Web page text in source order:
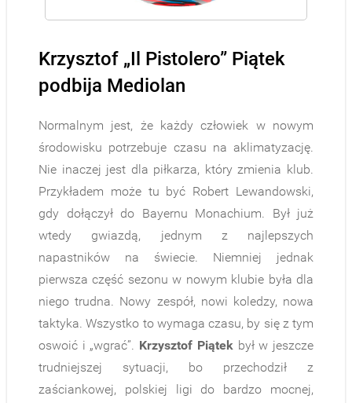
Krzysztof „Il Pistolero” Piątek
podbija Mediolan
Normalnym jest, że każdy człowiek w nowym
środowisku potrzebuje czasu na aklimatyzację.
Nie inaczej jest dla piłkarza, który zmienia klub.
Przykładem może tu być Robert Lewandowski,
gdy dołączył do Bayernu Monachium. Był już
wtedy gwiazdą, jednym z najlepszych
napastników na świecie. Niemniej jednak
pierwsza część sezonu w nowym klubie była dla
niego trudna. Nowy zespół, nowi koledzy, nowa
taktyka. Wszystko to wymaga czasu, by się z tym
oswoić i „wgrać”. Krzysztof Piątekbył w jeszcze
trudniejszej sytuacji, bo przechodził z
zaściankowej, polskiej ligi do bardzo mocnej,